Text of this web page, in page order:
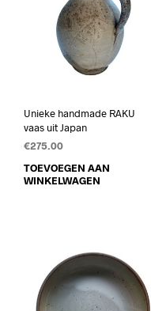
Unieke handmade RAKU
vaas uit Japan
€275.00
TOEVOEGEN AAN
WINKELWAGEN